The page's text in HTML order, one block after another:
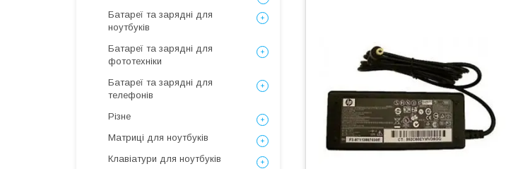
Батареї та зарядні для
ноутбуків
Батареї та зарядні для
фототехніки
Батареї та зарядні для
телефонів
Різне
Матриці для ноутбуків
Клавіатури для ноутбуків